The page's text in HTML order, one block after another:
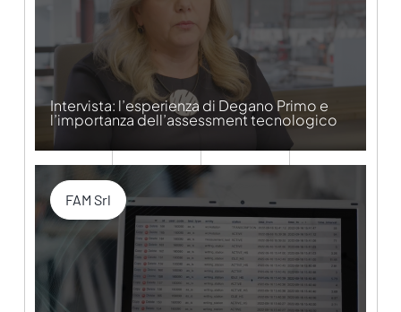
Intervista: l’esperienza di Degano Primo e
l’importanza dell’assessment tecnologico
FAM Srl